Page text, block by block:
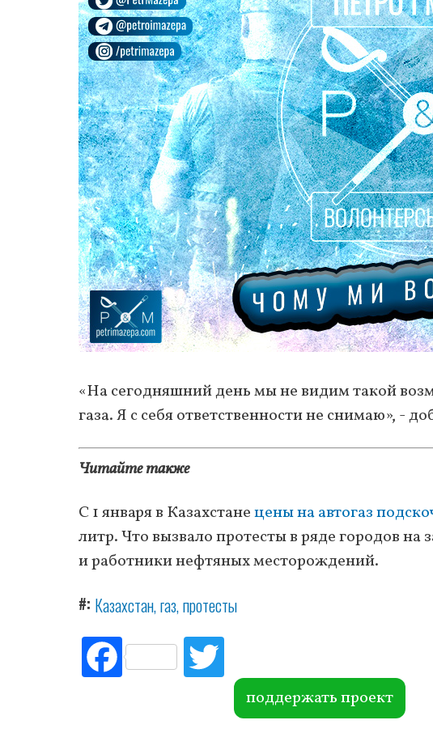
«На сегодняшний день мы не видим такой
газа. Я с себя ответственности не снимаю», -
Читайте также
С 1 января в Казахстанецены на автогаз
литр. Что вызвало протесты в ряде городов
и работники нефтяных месторождений.
# Казахстан газ протесты
Fac
ebo itte
r поддержать проект